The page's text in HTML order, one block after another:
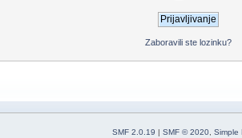
Zaboravili ste lozinku?
SMF 2.0.19 SMF © 2020, Simple